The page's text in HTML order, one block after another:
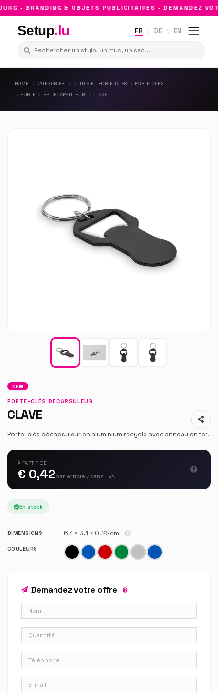
• BRANDING & OBJETS PUBLICITAIRES • DEMANDEZ
Setup.lu FR DE EN
HOME CATÉGORIES OUTILS ET PORTE-CLÉS
PORTE-CLÉS
PORTE-CLÉS DÉCAPSULEUR
CLAVE
NEW
PORTE-CLÉS DÉCAPSULEUR
CLAVE
Porte-clés décapsuleur en aluminium recyclé avec anneau en fer.
À PARTIR DE
€ 0,42par article / sans TVA
En stock
DIMENSIONS 6.1 × 3.1 × 0.22cm
COULEURS
Demandez votre offre